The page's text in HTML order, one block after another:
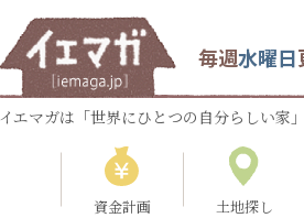
毎週水曜日
イエマガは「世界にひとつの自分らしい家
資金計画 土地探し